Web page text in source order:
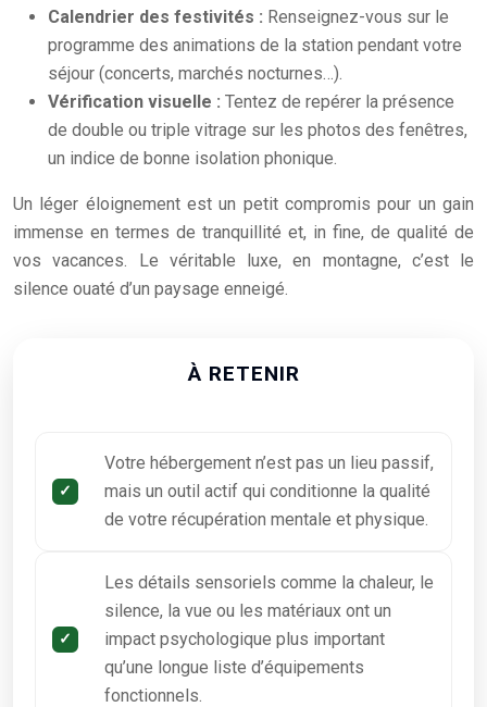
Calendrier des festivités : Renseignez-vous sur le
programme des animations de la station pendant votre
séjour (concerts, marchés nocturnes…).
Vérification visuelle : Tentez de repérer la présence
de double ou triple vitrage sur les photos des fenêtres,
un indice de bonne isolation phonique.
Un léger éloignement est un petit compromis pour un gain
immense en termes de tranquillité et, in fine, de qualité de
vos vacances. Le véritable luxe, en montagne, c’est le
silence ouaté d’un paysage enneigé.
À RETENIR
Votre hébergement n’est pas un lieu passif,
mais un outil actif qui conditionne la qualité
de votre récupération mentale et physique.
Les détails sensoriels comme la chaleur, le
silence, la vue ou les matériaux ont un
impact psychologique plus important
qu’une longue liste d’équipements
fonctionnels.